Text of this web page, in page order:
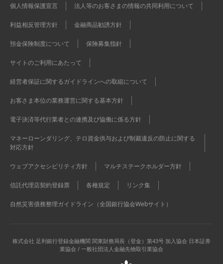
個人情報保護宣言 法人等のお客さまの情報の共同利用について
利益相反管理方針 金融商品勧誘方針
預金保険制度について 保険募集指針
サイトのご利用にあたって
経営者保証に関するガイドラインへの取組について
お客さま本位の業務運営に関する基本方針
電子決済等代行業者との連携及び協働に係る方針
マネーローンダリング、テロ資金供与および制裁違反の防止に関する
対応方針
ウェブアクセシビリティ方針 マルチステークホルダー方針
信託代理店契約登録票 各種規定 リンク集
自然災害債務整理ガイドライン（全国銀行協会Webサイト）
株式会社 足利銀行登録金融機関 関東財務局長（登金）第43号 加入協会 日本証券
業協会 / 一般社団法人金融先物取引業協会